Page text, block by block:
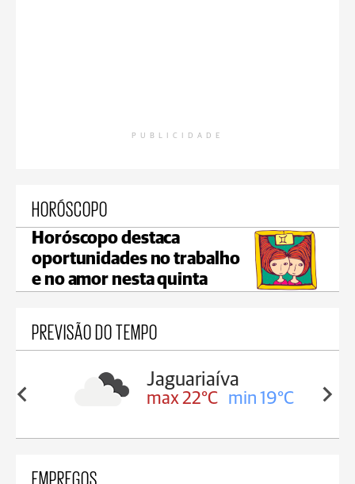
PUBLICIDADE
HORÓSCOPO
Horóscopo destaca
oportunidades no trabalho
e no amor nesta quinta
PREVISÃO DO TEMPO
19°C
Tibagi
max 23°C min 19°C
EMPREGOS